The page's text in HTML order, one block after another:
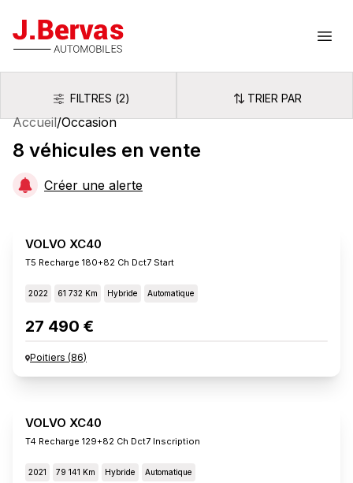
J.Bervas
FiltresFILTRES (2) Trier par
TRIER PAR
Accueil/Occasion
8 véhicules en vente
Créer une alerte
VOLVO XC40
T5 Recharge 180+82 Ch Dct7 Start
2022 61 732 Km Hybride Automatique
27 490 €
Poitiers (86)
VOLVO XC40
T4 Recharge 129+82 Ch Dct7 Inscription
2021 79 141 Km Hybride Automatique